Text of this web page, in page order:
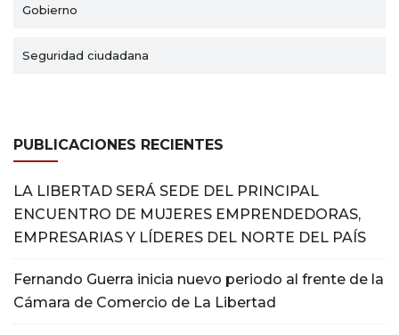
Gobierno
Seguridad ciudadana
PUBLICACIONES RECIENTES
LA LIBERTAD SERÁ SEDE DEL PRINCIPAL
ENCUENTRO DE MUJERES EMPRENDEDORAS,
EMPRESARIAS Y LÍDERES DEL NORTE DEL PAÍS
Fernando Guerra inicia nuevo periodo al frente de la
Cámara de Comercio de La Libertad